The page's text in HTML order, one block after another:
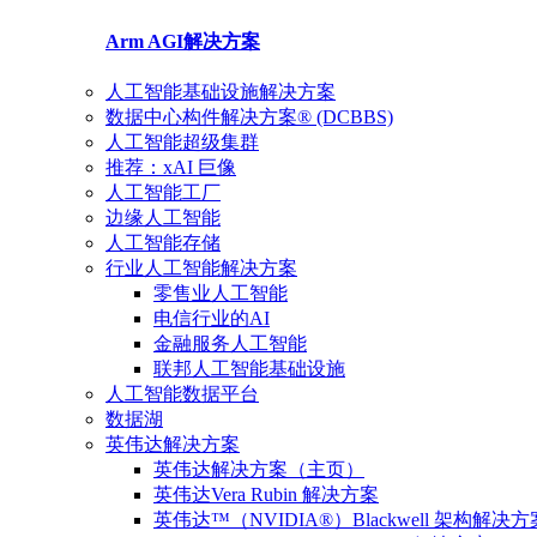
Arm AGI解决方案
人工智能基础设施解决方案
数据中心构件解决方案® (DCBBS)
人工智能超级集群
推荐：xAI 巨像
人工智能工厂
边缘人工智能
人工智能存储
行业人工智能解决方案
零售业人工智能
电信行业的AI
金融服务人工智能
联邦人工智能基础设施
人工智能数据平台
数据湖
英伟达解决方案
英伟达解决方案（主页）
英伟达Vera Rubin 解决方案
英伟达™（NVIDIA®）Blackwell 架构解决方